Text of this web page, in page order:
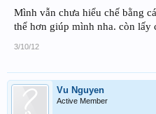
Mình vẫn chưa hiểu chế bằng
thể hơn giúp mình nha. còn lấy
3/10/12
Vu Nguyen
Active Member